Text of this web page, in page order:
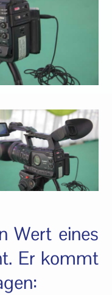
Wert eines
Er kommt